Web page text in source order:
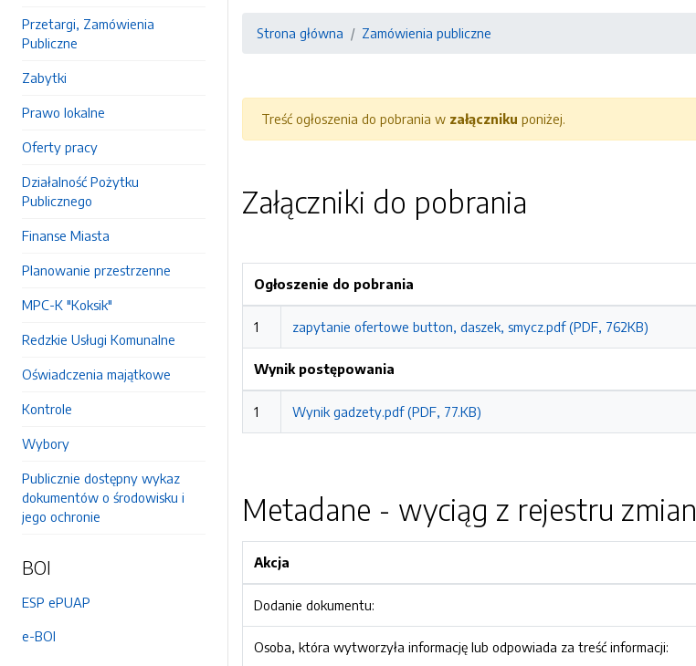
Przetargi, Zamówienia
Publiczne
Zabytki
Prawo lokalne
Oferty pracy
Działalność Pożytku
Publicznego
Finanse Miasta
Planowanie przestrzenne
MPC-K "Koksik"
Redzkie Usługi Komunalne
Oświadczenia majątkowe
Kontrole
Wybory
Publicznie dostępny wykaz
dokumentów o środowisku i
jego ochronie
BOI
ESP ePUAP
e-BOI
Strona główna Zamówienia publiczne
Treść ogłoszenia do pobrania w załączniku poniżej.
Załączniki do pobrania
Ogłoszenie do pobrania
1 zapytanie ofertowe button, daszek, smycz.pdf (PDF, 762KB)
Wynik postępowania
1 Wynik gadzety.pdf (PDF, 77.KB)
Metadane - wyciąg z rejestru zmian
Akcja
Dodanie dokumentu:
Osoba, która wytworzyła informację lub odpowiada za treść informacji: